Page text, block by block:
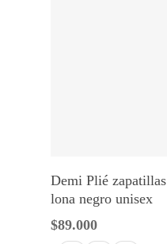
Seleccionar Opciones
Demi Plié zapatillas
lona negro unisex
$89.000